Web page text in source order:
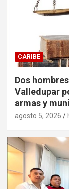
CARIBE
Dos
Valledupar
armas y
agosto 5, 2026